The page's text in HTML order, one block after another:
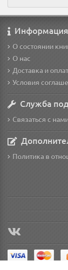
Информация
О состоянии
О нас
Доставка и
Условия
Служба
Связаться с
Политика в